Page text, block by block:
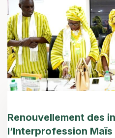
Renouvellement des
l’Interprofession